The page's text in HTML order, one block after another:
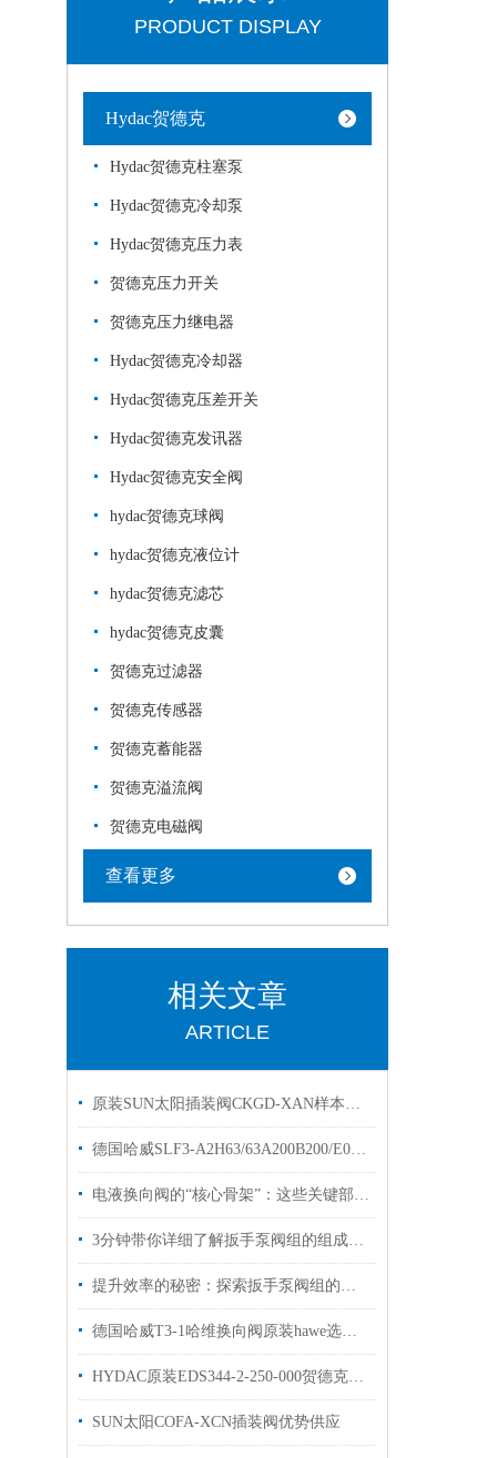
PRODUCT DISPLAY
Hydac贺德克
Hydac贺德克柱塞泵
Hydac贺德克冷却泵
Hydac贺德克压力表
贺德克压力开关
贺德克压力继电器
Hydac贺德克冷却器
Hydac贺德克压差开关
Hydac贺德克发讯器
Hydac贺德克安全阀
hydac贺德克球阀
hydac贺德克液位计
hydac贺德克滤芯
hydac贺德克皮囊
贺德克过滤器
贺德克传感器
贺德克蓄能器
贺德克溢流阀
贺德克电磁阀
查看更多
相关文章
ARTICLE
原装SUN太阳插装阀CKGD-XAN样本优势出售
德国哈威SLF3-A2H63/63A200B200/E0多路阀阀片原装出售
电液换向阀的“核心骨架”：这些关键部件，决定设备运行效率！
3分钟带你详细了解扳手泵阀组的组成结构及其安装说明
提升效率的秘密：探索扳手泵阀组的显著优点！
德国哈威T3-1哈维换向阀原装hawe选购指南
HYDAC原装EDS344-2-250-000贺德克压力开关
SUN太阳COFA-XCN插装阀优势供应